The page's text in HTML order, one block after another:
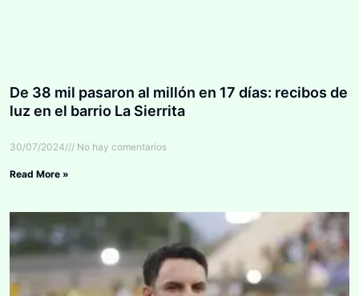
De 38 mil pasaron al millón en 17 días: recibos de
luz en el barrio La Sierrita
30/07/2024 No hay comentarios
Read More »